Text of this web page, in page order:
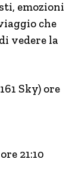
emozioni
che
vedere la
Sky) ore
21:10